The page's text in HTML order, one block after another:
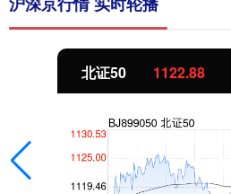
北证50 1122.88